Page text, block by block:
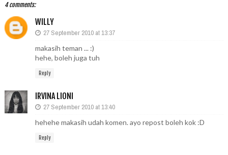
4 comments:
WILLY
27 September 2010 at 13:37
makasih teman ... :)
hehe, boleh juga tuh
Reply
IRVINA LIONI
27 September 2010 at 13:40
hehehe makasih udah komen. ayo repost boleh kok :D
Reply